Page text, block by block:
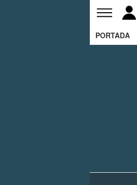
PORTADA